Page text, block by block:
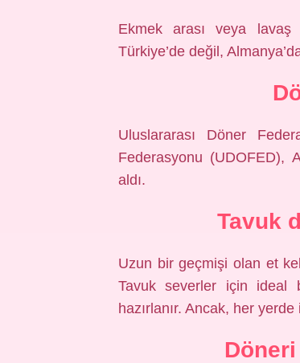
Ekmek arası veya lavaş
Türkiye’de değil,
Uluslararası Döner
Federasyonu (UDOFED),
aldı.
Tavuk
Uzun bir geçmişi olan et
Tavuk severler için ideal
hazırlanır. Ancak, her